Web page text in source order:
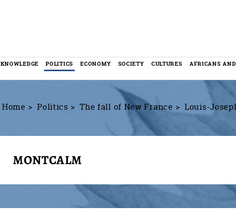
KNOWLEDGE POLITICS ECONOMY SOCIETY CULTURES AFRICANS
Home Politics The fall of New France Louis-
MONTCALM